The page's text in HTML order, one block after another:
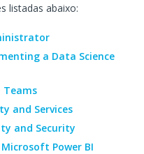
listadas abaixo:
a Data Science
Teams
and Services
and Security
Power BI